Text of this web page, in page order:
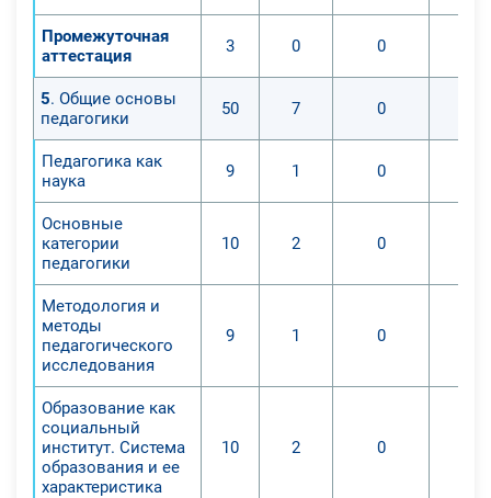
научатся как:
анализировать задания
обучающихся, определяя степень
успешности обучения и
ошибки обучающихся в
письменных заданиях;
- корректировать деятельность
резуль-татами проверки заданий
обучающихся);
- вести мониторинг заданий;
- оценивать достижения отдельных
обучающихся и группы в целом.
Промежуточная
аттестация
3 0 0
5. Общие основы
педагогики
50 7 0
Педагогика как
наука
9 1 0
Основные
категории
педагогики
10 2 0
Методология и
методы
педагогического
исследования
9 1 0
Образование как
социальный
институт. Система
образования и ее
характеристика
10 2 0